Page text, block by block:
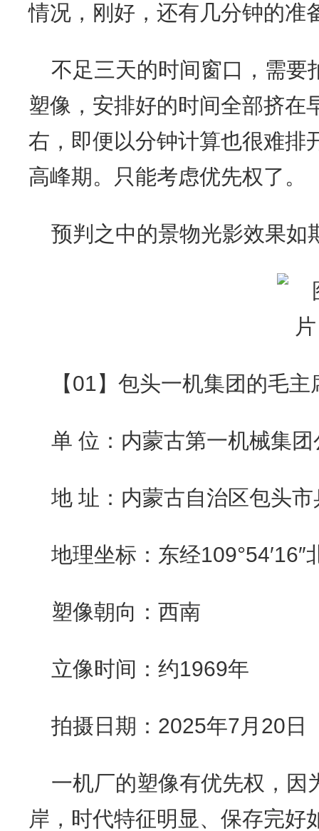
情况，刚好，还有几分钟的准
不足三天的时间窗口，需要
塑像，安排好的时间全部挤在
右，即便以分钟计算也很难排
高峰期。只能考虑优先权了。
预判之中的景物光影效果如
【01】包头一机集团的毛主
单 位：内蒙古第一机械集团
地 址：内蒙古自治区包头市
地理坐标：东经109°54′16″
塑像朝向：西南
立像时间：约1969年
拍摄日期：2025年7月20日
一机厂的塑像有优先权，因
岸，时代特征明显、保存完好